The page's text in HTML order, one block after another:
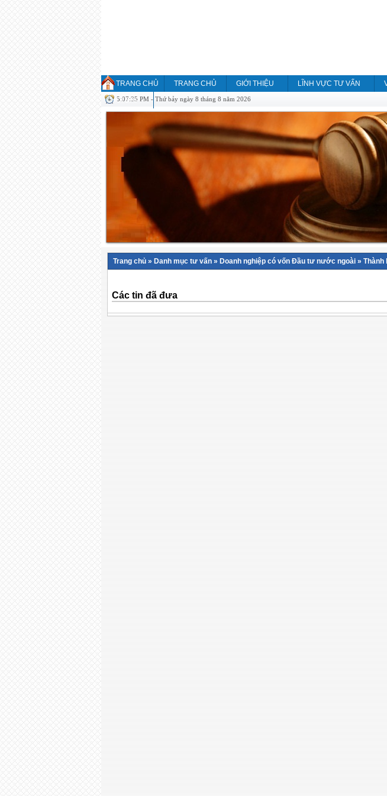
TRANG CHỦ TRANG CHỦ GIỚI THIỆU LĨNH VỰC TƯ VẤN
HỎI ĐÁP
5:07:35 PM - Thứ bảy ngày 8 tháng 8 năm 2026
Trang chủ » Danh mục tư vấn » Doanh nghiệp có vốn Đầu tư nước ngoài » Thành
Các tin đã đưa